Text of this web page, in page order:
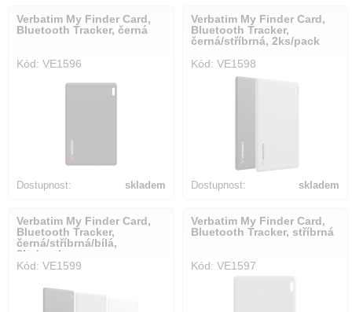
Verbatim My Finder Card,
Bluetooth Tracker, černá
Kód: VE1596
Dostupnost: skladem
Verbatim My Finder Card,
Bluetooth Tracker,
černá/stříbrná, 2ks/pack
Kód: VE1598
Dostupnost: skladem
Verbatim My Finder Card,
Bluetooth Tracker,
černá/stříbrná/bílá,
3ks/pack
Kód: VE1599
Verbatim My Finder Card,
Bluetooth Tracker, stříbrná
Kód: VE1597